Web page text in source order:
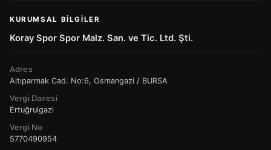
KURUMSAL BILGILER
Koray Spor Spor Malz. San. ve Tic. Ltd. Şti.
Adres
Altıparmak Cad. No:6, Osmangazi / BURSA
Vergi Dairesi
Ertuğrulgazi
Vergi No
5770490954